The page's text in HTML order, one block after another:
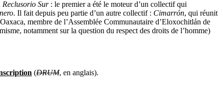
Reclusorio Sur: le premier a été le moteur d’un collectif qui
. Il fait depuis peu partie d’un autre collectif : Cimarrón, qui réunit
membre de l’Assemblée Communautaire d’Eloxochitlán de
notamment sur la question du respect des droits de l’homme)
(DRUM, en anglais).